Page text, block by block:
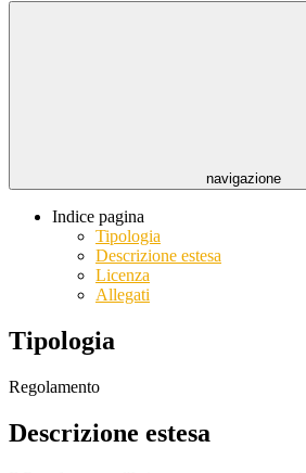
navigazione
Indice pagina
Tipologia
Descrizione estesa
Licenza
Allegati
Tipologia
Regolamento
Descrizione estesa